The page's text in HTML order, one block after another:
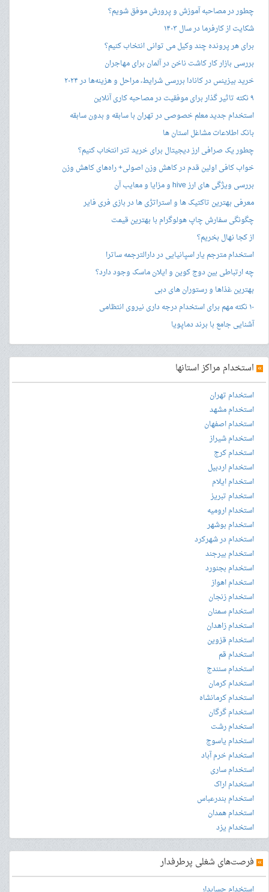
چطور در مصاحبه‌ آموزش و پرورش موفق شویم؟
شکایت از کارفرما در سال ۱۴۰۳
برای هر پرونده چند وکیل می توانی انتخاب کنیم؟
بررسی بازار کار کاشت ناخن در آلمان برای مهاجران
خرید بیزینس در کانادا بررسی شرایط، مراحل و هزینه‌ها در ۲۰۲۴
۹ نکته تاثیر گذار برای موفقیت در مصاحبه کاری آنلاین
استخدام جدید معلم خصوصی در تهران با سابقه و بدون سابقه
بانک اطلاعات مشاغل استان ها
چطور یک صرافی ارز دیجیتال برای خرید تتر انتخاب کنیم؟
خواب کافی اولین قدم در کاهش وزن اصولی+ راه‌های کاهش وزن
بررسی ویژگی های ارز hive و مزایا و معایب آن
معرفی بهترین تاکتیک ها و استراتژی ها در بازی فری فایر
چگونگی سفارش چاپ هولوگرام با بهترین قیمت
از کجا نهال بخریم؟
استخدام مترجم یار اسپانیایی در دارالترجمه ساترا
چه ارتباطی بین دوج کوین و ایلان ماسک وجود دارد؟
بهترین غذاها و رستوران های دبی
۱۰ نکته مهم برای استخدام درجه داری نیروی انتظامی
آشنایی جامع با برند دماپویا
» استخدام مراکز استانها
استخدام تهران
استخدام مشهد
استخدام اصفهان
استخدام شیراز
استخدام کرج
استخدام اردبیل
استخدام ایلام
استخدام تبریز
استخدام ارومیه
استخدام بوشهر
استخدام در شهرکرد
استخدام بیرجند
استخدام بجنورد
استخدام اهواز
استخدام زنجان
استخدام سمنان
استخدام زاهدان
استخدام قزوین
استخدام قم
استخدام سنندج
استخدام کرمان
استخدام کرمانشاه
استخدام گرگان
استخدام رشت
استخدام یاسوج
استخدام خرم آباد
استخدام ساری
استخدام اراک
استخدام بندرعباس
استخدام همدان
استخدام یزد
» فرصت‌های شغلی پرطرفدار